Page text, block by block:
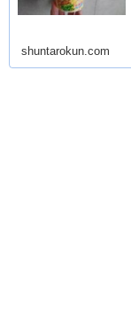
shuntarokun.com